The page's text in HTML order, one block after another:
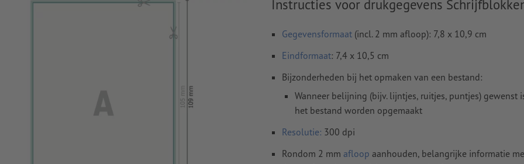
Instructies voor drukgegevens
Gegevensformaat (incl. 2 mm afloop): 7,8 x 10,9 cm
Eindformaat: 7,4 x 10,5 cm
Bijzonderheden bij het opmaken van een bestand:
Wanneer belijning (bijv. lijntjes, ruitjes, puntjes) gewenst
het bestand worden opgemaakt
Resolutie: 300 dpi
Rondom 2 mm afloop aanhouden, belangrijke informatie